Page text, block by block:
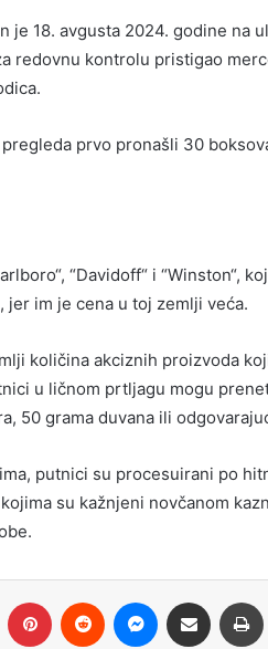
je 18. avgusta 2024. godine na
redovnu kontrolu pristigao
prvo pronašli 30
“Davidoff“ i “Winston“,
jer im je cena u toj zemlji veća.
količina akciznih proizvoda
u ličnom prtljagu mogu
50 grama duvana ili
putnici su procesuirani po
su kažnjeni novčanom
LinkedIn Pinterest Reddit Messenger
Share via Email